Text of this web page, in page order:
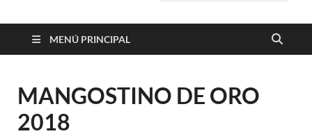
MENÚ PRINCIPAL
MANGOSTINO DE ORO
2018